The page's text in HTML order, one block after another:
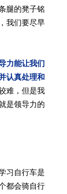
腿的凳子铭
我们要尽早
力能让我们
认真处理和
难，但是我
是领导力的
习自行车是
都会骑自行